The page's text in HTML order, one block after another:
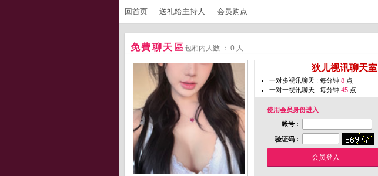
回首页 送礼给主持人 会员购点
免費聊天區包厢内人数 ： 0 人
狄儿视讯聊天室
一对多视讯聊天 : 每分钟 8 点
一对一视讯聊天 : 每分钟 45 点
使用会员身份进入
帐号 :
验证码 :